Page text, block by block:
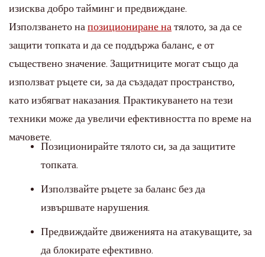
изисква добро тайминг и предвиждане.
Използването на позициониране на тялото, за да се
защити топката и да се поддържа баланс, е от
съществено значение. Защитниците могат също да
използват ръцете си, за да създадат пространство,
като избягват наказания. Практикуването на тези
техники може да увеличи ефективността по време на
мачовете.
Позиционирайте тялото си, за да защитите
топката.
Използвайте ръцете за баланс без да
извършвате нарушения.
Предвиждайте движенията на атакуващите, за
да блокирате ефективно.